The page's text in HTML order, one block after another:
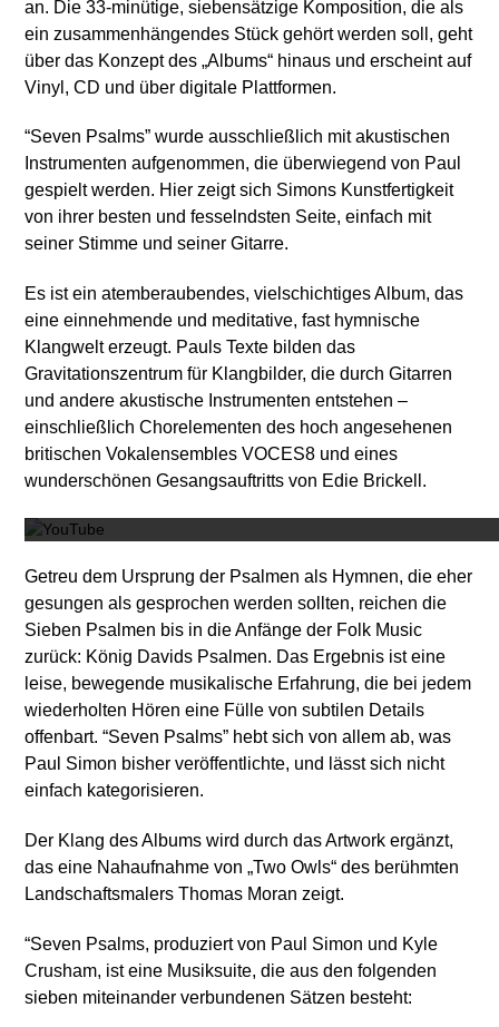
an. Die 33-minütige, siebensätzige Komposition, die als
ein zusammenhängendes Stück gehört werden soll, geht
über das Konzept des „Albums“ hinaus und erscheint auf
Vinyl, CD und über digitale Plattformen.
“Seven Psalms” wurde ausschließlich mit akustischen
Instrumenten aufgenommen, die überwiegend von Paul
gespielt werden. Hier zeigt sich Simons Kunstfertigkeit
von ihrer besten und fesselndsten Seite, einfach mit
seiner Stimme und seiner Gitarre.
Es ist ein atemberaubendes, vielschichtiges Album, das
eine einnehmende und meditative, fast hymnische
Klangwelt erzeugt. Pauls Texte bilden das
Gravitationszentrum für Klangbilder, die durch Gitarren
und andere akustische Instrumenten entstehen –
einschließlich Chorelementen des hoch angesehenen
britischen Vokalensembles VOCES8 und eines
wunderschönen Gesangsauftritts von Edie Brickell.
Getreu dem Ursprung der Psalmen als Hymnen, die eher
gesungen als gesprochen werden sollten, reichen die
Sieben Psalmen bis in die Anfänge der Folk Music
zurück: König Davids Psalmen. Das Ergebnis ist eine
leise, bewegende musikalische Erfahrung, die bei jedem
wiederholten Hören eine Fülle von subtilen Details
offenbart. “Seven Psalms” hebt sich von allem ab, was
Paul Simon bisher veröffentlichte, und lässt sich nicht
einfach kategorisieren.
Der Klang des Albums wird durch das Artwork ergänzt,
das eine Nahaufnahme von „Two Owls“ des berühmten
Landschaftsmalers Thomas Moran zeigt.
“Seven Psalms, produziert von Paul Simon und Kyle
Crusham, ist eine Musiksuite, die aus den folgenden
sieben miteinander verbundenen Sätzen besteht: